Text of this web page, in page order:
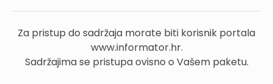
Za pristup do sadržaja morate biti korisnik portala
www.informator.hr.
Sadržajima se pristupa ovisno o Vašem paketu.